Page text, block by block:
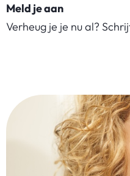
Meld je aan
Verheug je je nu al?